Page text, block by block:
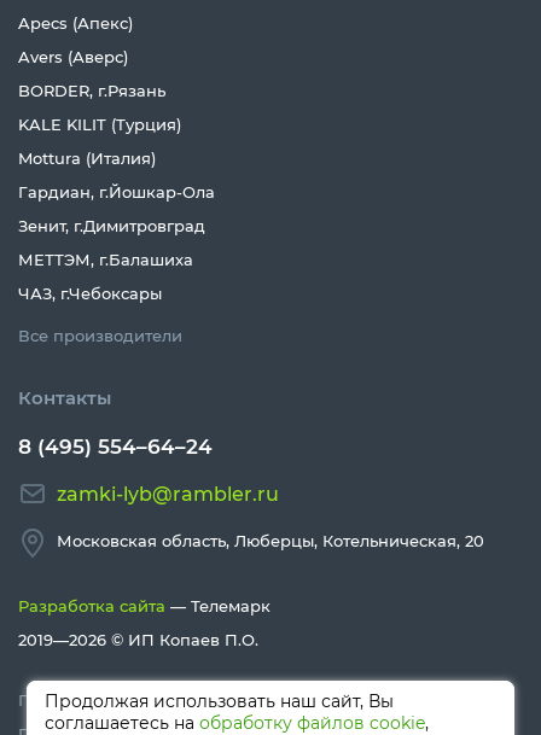
Apecs (Апекс)
Avers (Аверс)
BORDER, г.Рязань
KALE KILIT (Турция)
Mottura (Италия)
Гардиан, г.Йошкар-Ола
Зенит, г.Димитровград
МЕТТЭМ, г.Балашиха
ЧАЗ, г.Чебоксары
Все производители
Контакты
8 (495) 554–64–24
zamki-lyb@rambler.ru
Московская область, Люберцы, Котельническая, 20
Разработка сайта — Телемарк
2019—2026 © ИП Копаев П.О.
Политика конфиденциальности
Продолжая использовать наш сайт, Вы
соглашаетесь наобработку файлов cookie,